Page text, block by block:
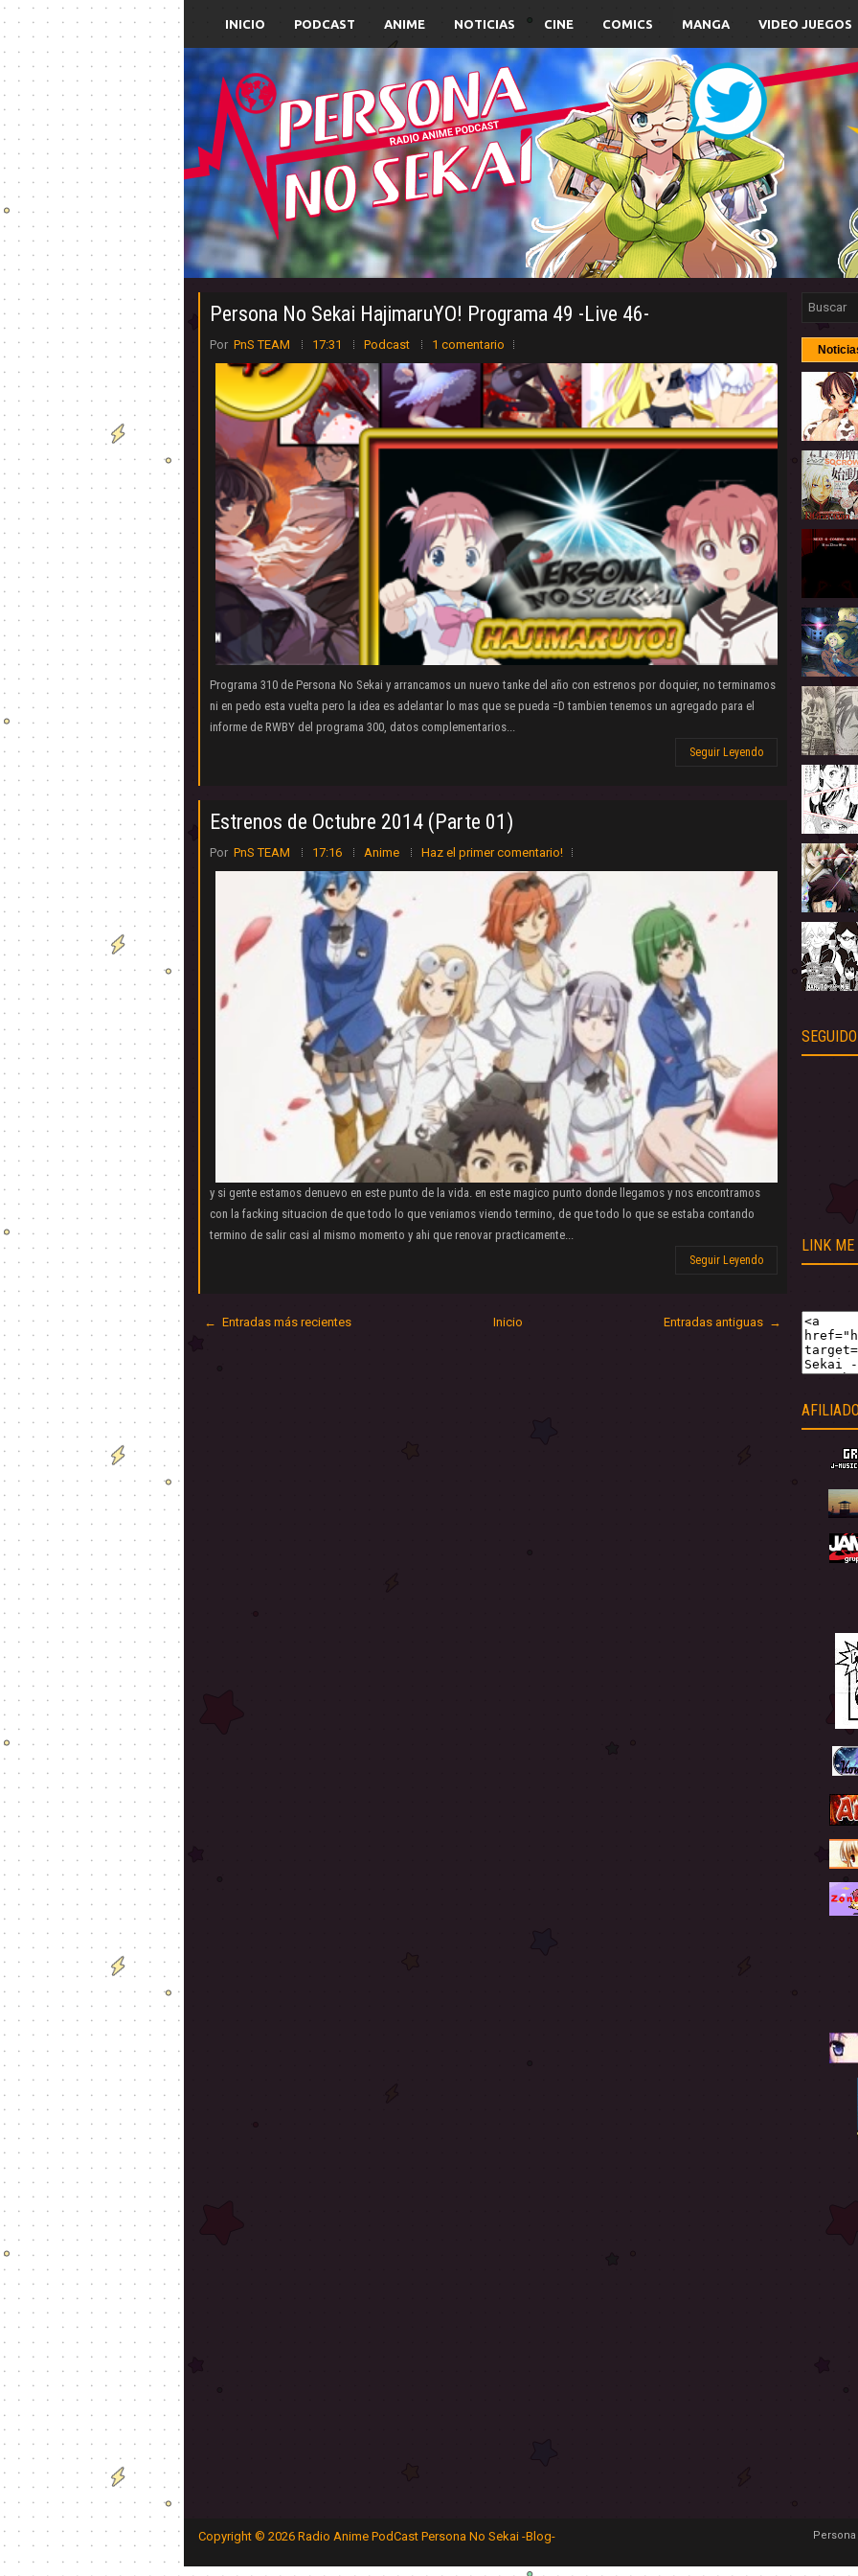
INICIO PODCAST ANIME NOTICIAS CINE COMICS MANGA VIDEO JUEGOS
Persona No Sekai HajimaruYO! Programa 49 -Live 46-
Por PnS TEAM 17:31 Podcast 1 comentario
Programa 310 de Persona No Sekai y arrancamos un nuevo tanke del año con estrenos por doquier, no terminamos
ni en pedo esta vuelta pero la idea es adelantar lo mas que se pueda =D tambien tenemos un agregado para el
informe de RWBY del programa 300, datos complementarios...
Seguir Leyendo
Estrenos de Octubre 2014 (Parte 01)
Por PnS TEAM 17:16 Anime Haz el primer comentario!
y si gente estamos denuevo en este punto de la vida. en este magico punto donde llegamos y nos encontramos
con la facking situacion de que todo lo que veniamos viendo termino, de que todo lo que se estaba contando
termino de salir casi al mismo momento y ahi que renovar practicamente...
Seguir Leyendo
← Entradas más recientes Entradas antiguas →
Inicio
LINK ME
Copyright © 2026 Radio Anime PodCast Persona No Sekai -Blog-